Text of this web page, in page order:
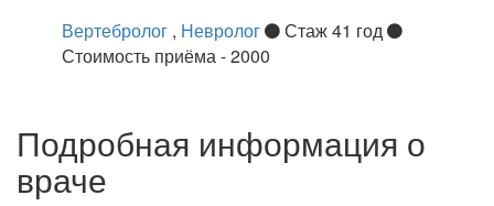
Вертебролог , Невролог
Стаж 41 год
Стоимость приёма - 2000
Подробная информация о
враче